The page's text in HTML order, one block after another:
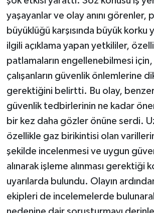
yaşayanlar ve olay anını görenler,
büyüklüğü karşısında büyük korku
ilgili açıklama yapan yetkililer,
patlamaların engellenebilmesi
çalışanların güvenlik önlemlerine
gerektiğini belirtti. Bu olay,
güvenlik tedbirlerinin ne kadar
bir kez daha gözler önüne serdi.
özellikle gaz birikintisi olan
şekilde incelenmesi ve uygun
alınarak işleme alınması gerektiği
uyarılarda bulundu. Olayın
ekipleri de incelemelerde